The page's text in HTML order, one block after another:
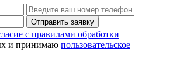
Отправить заявку
с правилами обработки
и принимаю пользовательское